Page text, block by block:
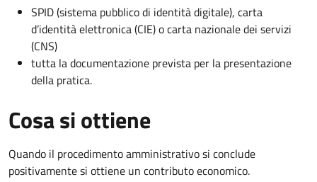
SPID (sistema pubblico di identità digitale), carta
d’identità elettronica (CIE) o carta nazionale dei servizi
(CNS)
tutta la documentazione prevista per la presentazione
della pratica.
Cosa si ottiene
Quando il procedimento amministrativo si conclude
positivamente si ottiene un contributo economico.